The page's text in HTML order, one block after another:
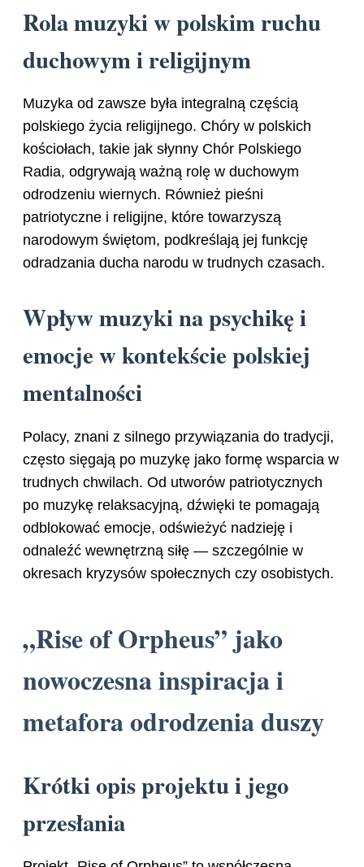
Rola muzyki w polskim ruchu
duchowym i religijnym
Muzyka od zawsze była integralną częścią
polskiego życia religijnego. Chóry w polskich
kościołach, takie jak słynny Chór Polskiego
Radia, odgrywają ważną rolę w duchowym
odrodzeniu wiernych. Również pieśni
patriotyczne i religijne, które towarzyszą
narodowym świętom, podkreślają jej funkcję
odradzania ducha narodu w trudnych czasach.
Wpływ muzyki na psychikę i
emocje w kontekście polskiej
mentalności
Polacy, znani z silnego przywiązania do tradycji,
często sięgają po muzykę jako formę wsparcia w
trudnych chwilach. Od utworów patriotycznych
po muzykę relaksacyjną, dźwięki te pomagają
odblokować emocje, odświeżyć nadzieję i
odnaleźć wewnętrzną siłę — szczególnie w
okresach kryzysów społecznych czy osobistych.
„Rise of Orpheus” jako
nowoczesna inspiracja i
metafora odrodzenia duszy
Krótki opis projektu i jego
przesłania